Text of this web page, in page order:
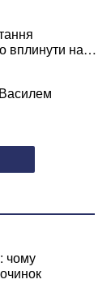
вплинути на
чому